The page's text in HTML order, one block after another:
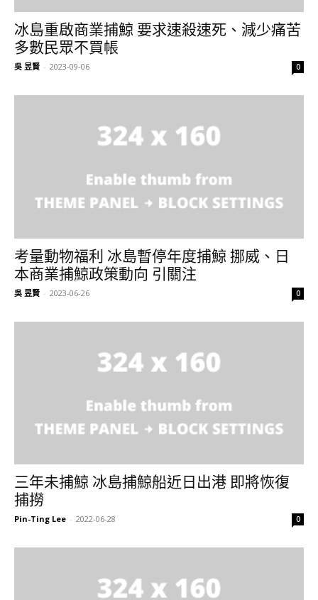
冰島重啟商業捕鯨 要求速殺速死、減少痛苦
多數民眾不買帳
吳 昱賢 - 2023-09-06 0
考量動物福利 冰島暫停年度捕鯨 挪威、日
本商業捕鯨政策動向 引關注
吳 昱賢 - 2023-06-26 0
三年未捕鯨 冰島捕鯨船近日出港 即將恢復
捕撈
Pin-Ting Lee - 2022-06-28 0